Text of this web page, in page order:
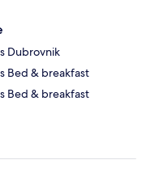
Dubrovnik
Bed & breakfast
Bed & breakfast